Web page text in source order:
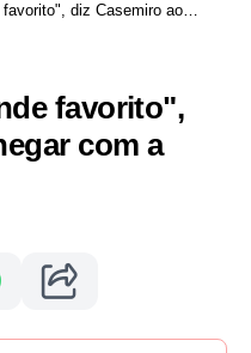
diz Casemiro ao
favorito",
com a